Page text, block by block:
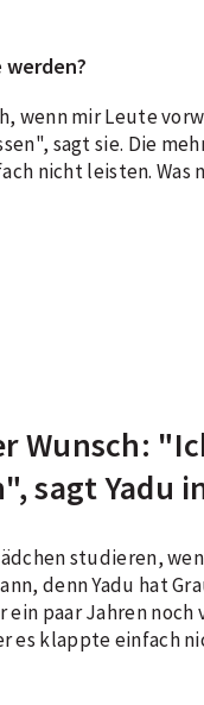
werden?
wenn mir Leute
sagt sie. Die
nicht leisten.
Wunsch:
sagt Yadu
studieren,
denn Yadu hat
ein paar Jahren
es klappte einfach